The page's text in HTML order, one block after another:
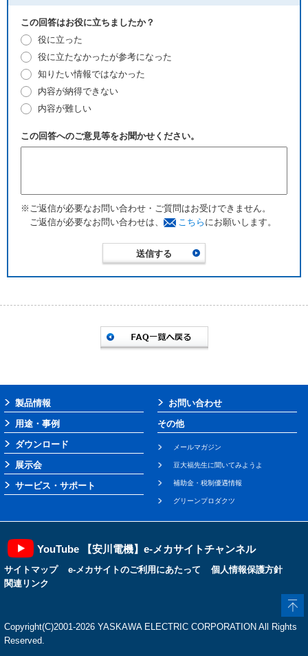
この回答はお役に立ちましたか？
役に立った
役に立たなかったが参考になった
知りたい情報ではなかった
内容が納得できない
内容が難しい
この回答へのご意見等をお聞かせください。
※ご返信が必要なお問い合わせ・ご質問はお受けできません。
ご返信が必要なお問い合わせは、
こちら にお願いします。
製品情報
用途・事例
ダウンロード
展示会
サービス・サポート
お問い合わせ
その他
メールマガジン
豆大福先生に聞いてみようよ
補助金・税制優遇情報
グリーンプロダクツ
YouTube 【安川電機】e-メカサイトチャンネル
サイトマップ e-メカサイトのご利用にあたって
個人情報保護方針
関連リンク
Copyright(C)2001‐2026 YASKAWA ELECTRIC CORPORATION All Rights
Reserved.